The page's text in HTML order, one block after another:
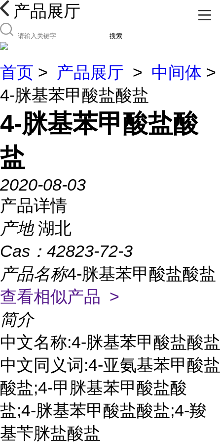
产品展厅
搜索
首页 > 产品展厅 > 中间体 >
4-脒基苯甲酸盐酸盐
4-脒基苯甲酸盐酸
盐
2020-08-03
产品详情
产地 湖北
Cas： 42823-72-3
产品名称4-脒基苯甲酸盐酸盐
查看相似产品 >
简介
中文名称:4-脒基苯甲酸盐酸盐
中文同义词:4-亚氨基苯甲酸盐
酸盐;4-甲脒基苯甲酸盐酸
盐;4-脒基苯甲酸盐酸盐;4-羧
基苄脒盐酸盐